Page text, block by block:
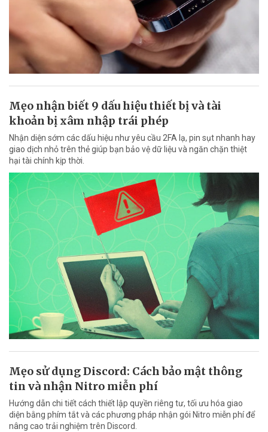
Mẹo nhận biết 9 dấu hiệu thiết bị và tài
khoản bị xâm nhập trái phép
Nhận diện sớm các dấu hiệu như yêu cầu 2FA lạ, pin sụt nhanh hay
giao dịch nhỏ trên thẻ giúp bạn bảo vệ dữ liệu và ngăn chặn thiệt
hại tài chính kịp thời.
Mẹo sử dụng Discord: Cách bảo mật thông
tin và nhận Nitro miễn phí
Hướng dẫn chi tiết cách thiết lập quyền riêng tư, tối ưu hóa giao
diện bằng phím tắt và các phương pháp nhận gói Nitro miễn phí để
nâng cao trải nghiệm trên Discord.